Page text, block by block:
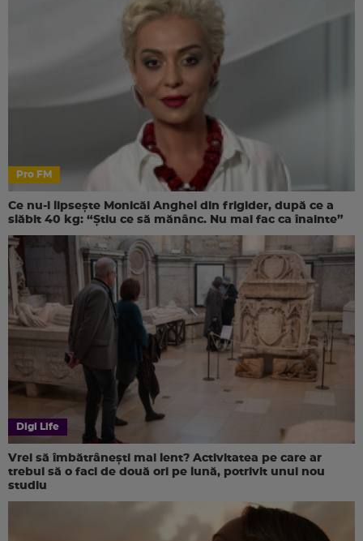
Pro FM
Ce nu-i lipsește Monicăi Anghel din frigider, după ce a
slăbit 40 kg: “Știu ce să mănânc. Nu mai fac ca înainte”
Digi Life
Vrei să îmbătrânești mai lent? Activitatea pe care ar
trebui să o faci de două ori pe lună, potrivit unui nou
studiu